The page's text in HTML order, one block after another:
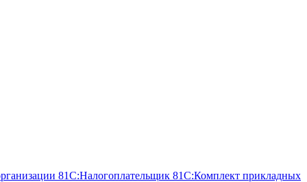
81С:Налогоплательщик 81С:Комплект прикладных